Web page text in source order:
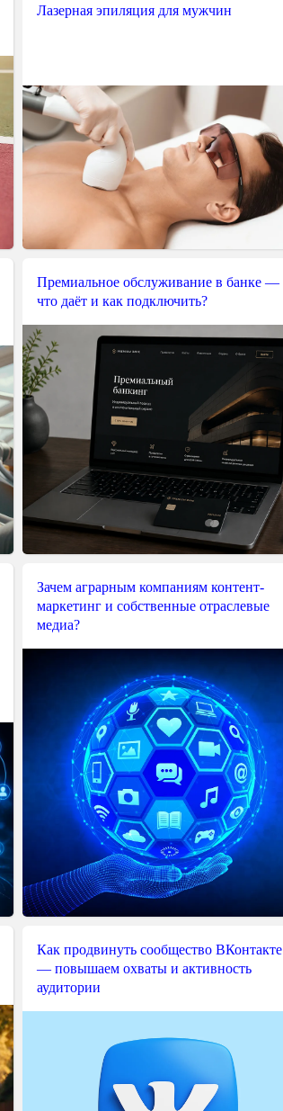
Лазерная эпиляция для мужчин
Премиальное обслуживание в банке —
что даёт и как подключить?
Зачем аграрным компаниям контент-
маркетинг и собственные отраслевые
медиа?
Как продвинуть сообщество ВКонтакте
— повышаем охваты и активность
аудитории